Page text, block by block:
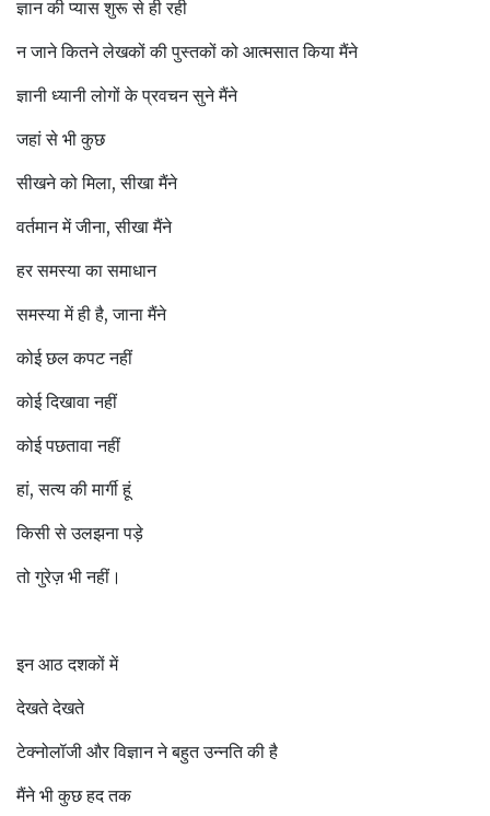
ज्ञान की प्यास शुरू से ही रही
न जाने कितने लेखकों की पुस्तकों को आत्मसात किया मैंने
ज्ञानी ध्यानी लोगों के प्रवचन सुने मैंने
जहां से भी कुछ
सीखने को मिला, सीखा मैंने
वर्तमान में जीना, सीखा मैंने
हर समस्या का समाधान
समस्या में ही है, जाना मैंने
कोई छल कपट नहीं
कोई दिखावा नहीं
कोई पछतावा नहीं
हां, सत्य की मार्गी हूं
किसी से उलझना पड़े
तो गुरेज़ भी नहीं।
इन आठ दशकों में
देखते देखते
टेक्नोलॉजी और विज्ञान ने बहुत उन्नति की है
मैंने भी कुछ हद तक